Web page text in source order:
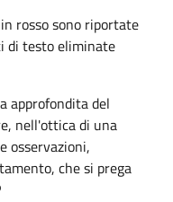
rosso sono riportate
di testo eliminate
approfondita del
nell'ottica di una
osservazioni,
che si prega